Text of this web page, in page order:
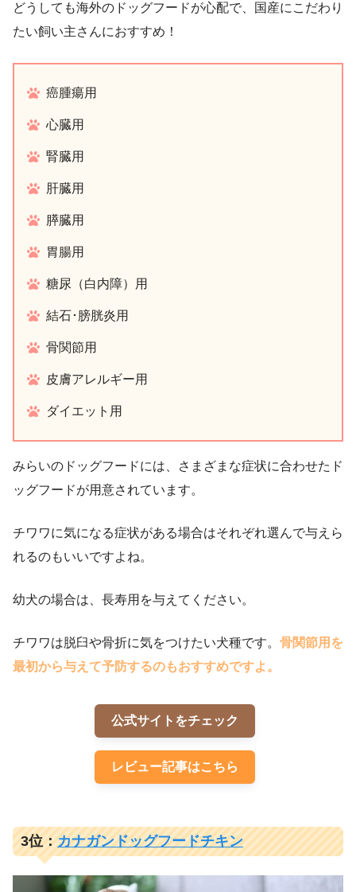
どうしても海外のドッグフードが心配で、国産にこだわり
たい飼い主さんにおすすめ！
癌腫瘍用
心臓用
腎臓用
肝臓用
膵臓用
胃腸用
糖尿（白内障）用
結石･膀胱炎用
骨関節用
皮膚アレルギー用
ダイエット用
みらいのドッグフードには、さまざまな症状に合わせたド
ッグフードが用意されています。
チワワに気になる症状がある場合はそれぞれ選んで与えら
れるのもいいですよね。
幼犬の場合は、長寿用を与えてください。
チワワは脱臼や骨折に気をつけたい犬種です。 骨関節用を
最初から与えて予防するのもおすすめですよ。
公式サイトをチェック
レビュー記事はこちら
3位：カナガンドッグフードチキン